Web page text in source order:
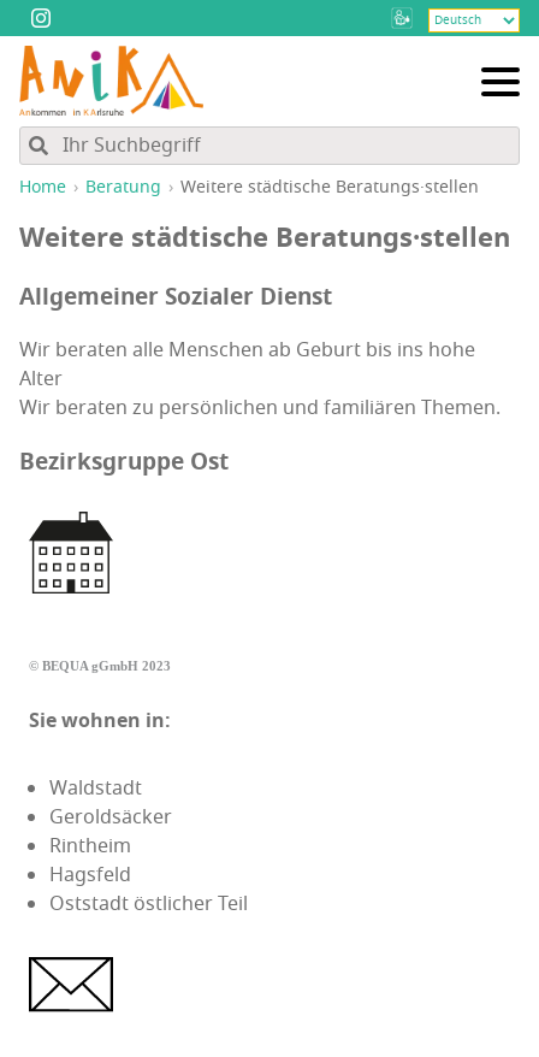
Home Beratung Weitere städtische Beratungs·stellen
Weitere städtische Beratungs·stellen
Allgemeiner Sozialer Dienst
Wir beraten alle Menschen ab Geburt bis ins hohe
Alter
Wir beraten zu persönlichen und familiären Themen.
Bezirksgruppe Ost
© BEQUA gGmbH 2023
Sie wohnen in:
Waldstadt
Geroldsäcker
Rintheim
Hagsfeld
Oststadt östlicher Teil